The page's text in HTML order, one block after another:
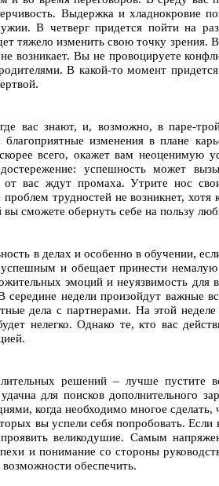
Выдержка и хладнокровие
В четверг придется пойти на
тяжело изменить свою точку
возникает. Вы не провоцируете
В какой-то момент придется
вас знают, и, возможно, в паре-
изменения в плане
всего, окажет вам неоценимую
успешность может
от вас ждут промаха. Утрите нос
трудностей не возникнет, хотя
сможете обернуть себе на пользу
в делах и особенно в обучении,
и обещает принести
эмоций и неуязвимость для
недели произойдут важные
дела с партнерами. На этой
нелегко. Однако те, кто вас
решений – лучше пустите
для поисков дополнительного
когда необходимо многое
вы успели себя попробовать.
великодушие. Самым
и понимание со стороны
обеспечить.